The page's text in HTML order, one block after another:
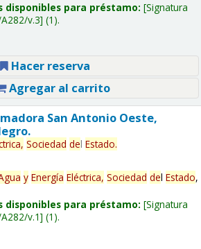
disponibles para préstamo: Signatura
v.3 (1).
Hacer reserva
Agregar al carrito
San Antonio Oeste,
Sociedad del Estado.
y Energía Eléctrica, Sociedad del Estado,
disponibles para préstamo: Signatura
v.1 (1).